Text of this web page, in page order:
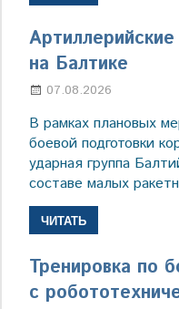
на Балтике
07.08.2026
В рамках плановых
боевой подготовки
ударная группа
составе малых
ЧИТАТЬ
Тренировка по
с